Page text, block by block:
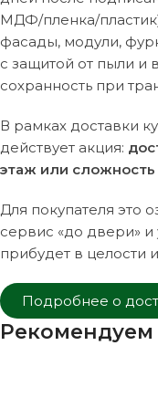
МДФ/пленка/
фасады, модули,
с защитой от пыли и
сохранность при
В рамках доставки
действует акция:
этаж или
Для покупателя это
сервис «до двери» и
прибудет в целости
Подробнее о
Рекомендуем